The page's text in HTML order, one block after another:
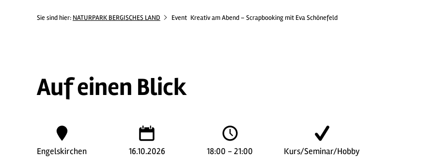
Sie sind hier: NATURPARK BERGISCHES LAND Event Kreativ am Abend – Scrapbooking mit Eva Schönefeld
Auf einen Blick
Engelskirchen
16.10.2026
18:00 - 21:00 Kurs/Seminar/Hobby